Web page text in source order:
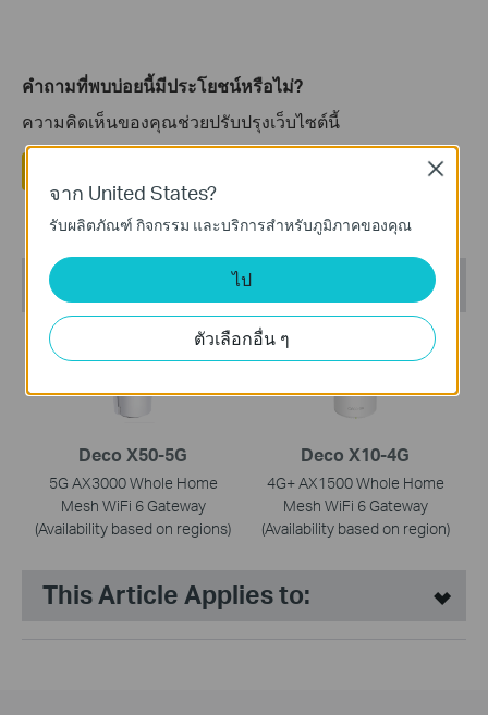
คำถามที่พบบ่อยนี้มีประโยชน์หรือไม่?
ความคิดเห็นของคุณช่วยปรับปรุงเว็บไซต์นี้
ผลิตภัณฑ์ที่เราแนะนำ
Deco X50-5G
5G AX3000 Whole Home
Mesh WiFi 6 Gateway
(Availability based on regions)
Deco X10-4G
4G+ AX1500 Whole Home
Mesh WiFi 6 Gateway
(Availability based on region)
เร็ว ๆ นี้
This Article Applies to:
จาก United States?
รับผลิตภัณฑ์ กิจกรรม และบริการสำหรับภูมิภาคของคุณ
ไป
ตัวเลือกอื่น ๆ
Close